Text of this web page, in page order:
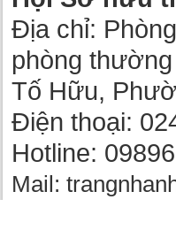
Địa chỉ:
phòng
Tố Hữu,
Điện thoại:
Hotline:
Mail: